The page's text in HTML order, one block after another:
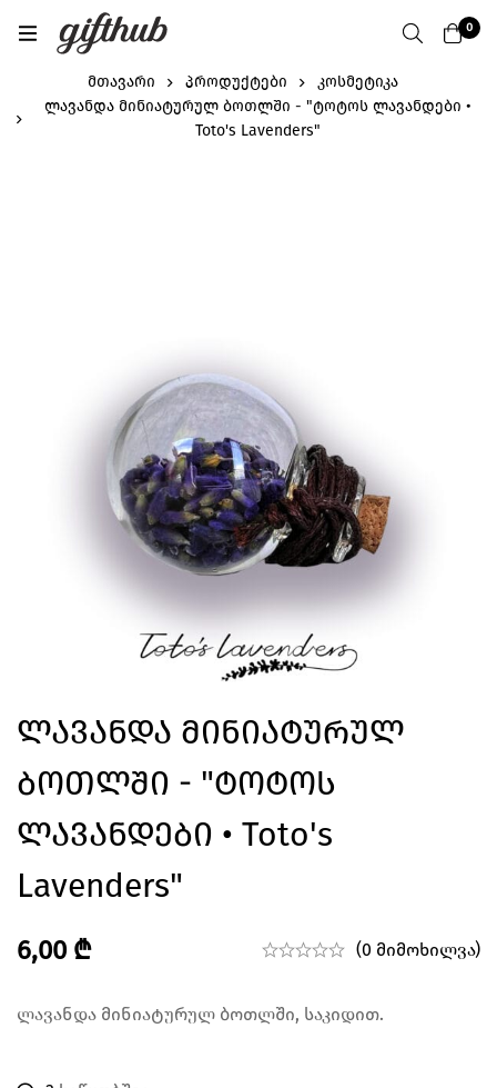
0
მთავარი პროდუქტები
კოსმეტიკა
ლავანდა მინიატურულ ბოთლში - "ტოტოს ლავანდები •
Toto's Lavenders"
Ლავანდა Მინიატურულ
Ბოთლში - "ტოტოს
Ლავანდები • Toto's
Lavenders"
6,00 ₾ (0 მიმოხილვა)
ლავანდა მინიატურულ ბოთლში, საკიდით.